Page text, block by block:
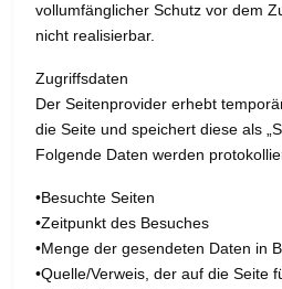
vollumfänglicher Schutz vor dem
nicht realisierbar.
Zugriffsdaten
Der Seitenprovider erhebt
die Seite und speichert diese als
Folgende Daten werden
•Besuchte Seiten
•Zeitpunkt des Besuches
•Menge der gesendeten Daten in
•Quelle/Verweis, der auf die Seite